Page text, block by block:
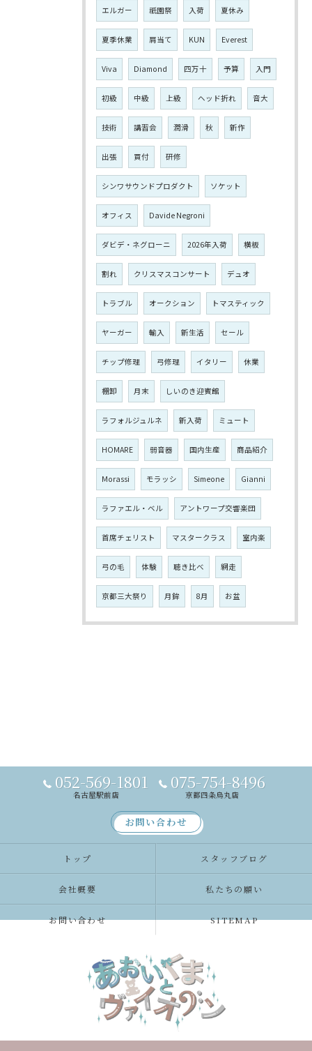
エルガー 祇園祭 入荷 夏休み
夏季休業 肩当て KUN Everest
Viva Diamond 四万十 予算 入門
初級 中級 上級 ヘッド折れ 音大
技術 講習会 潤滑 秋 新作
出張 買付 研修
シンワサウンドプロダクト ソケット
オフィス Davide Negroni
ダビデ・ネグローニ 2026年入荷 横板
割れ クリスマスコンサート デュオ
トラブル オークション トマスティック
ヤーガー 輸入 新生活 セール
チップ修理 弓修理 イタリー 休業
棚卸 月末 しいのき迎賓館
ラフォルジュルネ 新入荷 ミュート
HOMARE 弱音器 国内生産 商品紹介
Morassi モラッシ Simeone Gianni
ラファエル・ベル アントワープ交響楽団
首席チェリスト マスタークラス 室内楽
弓の毛 体験 聴き比べ 網走
京都三大祭り 月鉾 8月 お盆
052-569-1801
名古屋駅前店
075-754-8496
京都四条烏丸店
お問い合わせ
トップ スタッフブログ
会社概要 私たちの願い
お問い合わせ SITEMAP